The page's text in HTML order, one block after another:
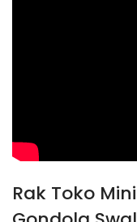
Rak Toko